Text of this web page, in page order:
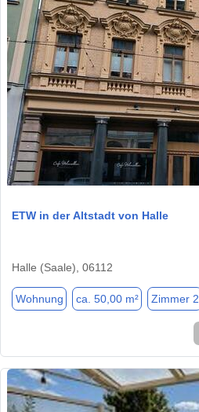
ETW in der Altstadt von Halle
Halle (Saale), 06112
Wohnung ca. 50,00 m² Zimmer 2